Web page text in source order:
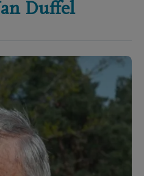
Duffel